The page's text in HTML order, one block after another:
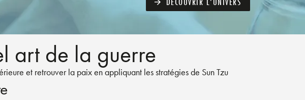
arrow_forward
art de la guerre
et retrouver la paix en appliquant les stratégies de Sun Tzu